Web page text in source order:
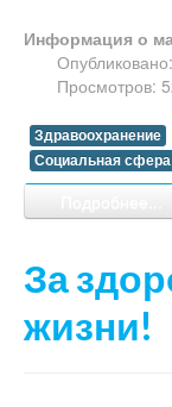
Информация о
Просмотров:
Здравоохранение
Социальная сфера
За
жизни!